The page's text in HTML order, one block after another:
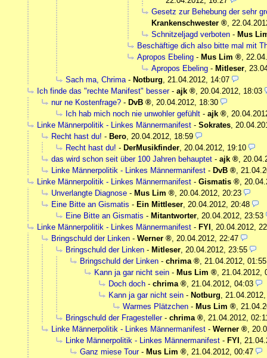
Gesetz zur Behebung der sehr
Krankenschwester
,
Schnitzeljagd verboten - Mus
Beschäftige dich also bitte mal mit
Apropos Ebeling - Mus Lim ,
Apropos Ebeling - Mitleser,
Sach ma, Chrima- Notburg, 21.04.2012, 14:07
Ich finde das "rechte Manifest" besser- ajk , 20.04.2012, 18:03
nur ne Kostenfrage? - DvB , 20.04.2012, 18:30
Ich hab mich noch nie unwohler gefühlt - ajk ,
Linke Männerpolitik - Linkes Männermanifest - Sokrates,
Recht hast du! - Bero, 20.04.2012, 18:59
Recht hast du! - DerMusikfinder, 20.04.2012, 19:10
das wird schon seit über 100 Jahren behauptet - ajk ,
Linke Männerpolitik - Linkes Männermanifest - DvB ,
Linke Männerpolitik - Linkes Männermanifest - Gismatis ,
Unverlangte Diagnose - Mus Lim , 20.04.2012, 20:23
Eine Bitte an Gismatis - Ein Mittleser, 20.04.2012, 20:48
Eine Bitte an Gismatis - Mitantworter, 20.04.2012, 23:53
Linke Männerpolitik - Linkes Männermanifest - FYI , 20.04.2012,
Bringschuld der Linken - Werner , 20.04.2012, 22:47
Bringschuld der Linken - Mitleser, 20.04.2012, 23:55
Bringschuld der Linken - chrima , 21.04.2012, 01:55
Kann ja gar nicht sein - Mus Lim , 21.04.2012,
Doch doch - chrima , 21.04.2012, 04:03
Kann ja gar nicht sein - Notburg,
Warmes Plätzchen - Mus Lim ,
Bringschuld der Fragesteller- chrima , 21.04.2012,
Linke Männerpolitik - Linkes Männermanifest - Werner ,
Linke Männerpolitik - Linkes Männermanifest - FYI ,
Ganz miese Tour- Mus Lim , 21.04.2012, 00:47